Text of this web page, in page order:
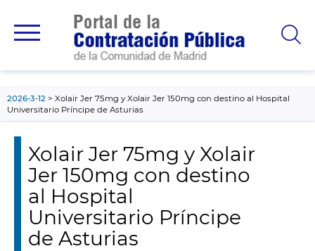
principal
2026-3-12
Xolair Jer 75mg y Xolair Jer 150mg con destino al Hospital
Universitario Príncipe de Asturias
Xolair Jer 75mg y Xolair
Jer 150mg con destino
al Hospital
Universitario Príncipe
de Asturias